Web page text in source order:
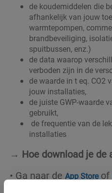
de koudemiddelen die
afhankelijk van jouw
warmtepompen,
brandbeveiliging,
spuitbussen, enz.)
de data waarop
verboden zijn in de
de waarde in t eq. CO2
jouw installaties,
de juiste GWP-waarde
gebruikt,
de frequentie van de
installaties
→ Hoe download je de
• Ga naar de App Storeof